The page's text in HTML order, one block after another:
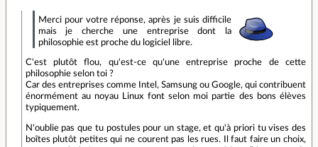
Merci pour votre réponse, après je suis difficile
mais je cherche une entreprise dont la
philosophie est proche du logiciel libre.
C'est plutôt flou, qu'est-ce qu'une entreprise proche de cette
philosophie selon toi ?
Car des entreprises comme Intel, Samsung ou Google, qui contribuent
énormément au noyau Linux font selon moi partie des bons élèves
typiquement.
N'oublie pas que tu postules pour un stage, et qu'à priori tu vises des
boîtes plutôt petites qui ne courent pas les rues. Il faut faire un choix,